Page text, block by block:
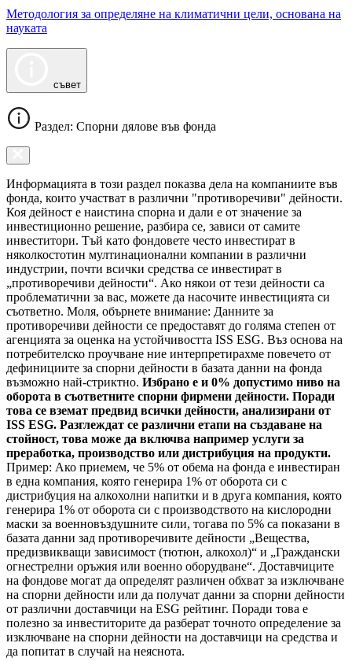
Методология за определяне на климатични цели, основана на
науката
съвет
Раздел: Спорни дялове във фонда
Информацията в този раздел показва дела на компаниите във
фонда, които участват в различни "противоречиви" дейности.
Коя дейност е наистина спорна и дали е от значение за
инвестиционно решение, разбира се, зависи от самите
инвеститори. Тъй като фондовете често инвестират в
няколкостотин мултинационални компании в различни
индустрии, почти всички средства се инвестират в
„противоречиви дейности“. Ако някои от тези дейности са
проблематични за вас, можете да насочите инвестицията си
съответно. Моля, обърнете внимание: Данните за
противоречиви дейности се предоставят до голяма степен от
агенцията за оценка на устойчивостта ISS ESG. Въз основа на
потребителско проучване ние интерпретирахме повечето от
дефинициите за спорни дейности в базата данни на фонда
възможно най-стриктно. Избрано е и 0% допустимо ниво на
оборота в съответните спорни фирмени дейности. Поради
това се вземат предвид всички дейности, анализирани от
ISS ESG. Разглеждат се различни етапи на създаване на
стойност, това може да включва например услуги за
преработка, производство или дистрибуция на продукти.
Пример: Ако приемем, че 5% от обема на фонда е инвестиран
в една компания, която генерира 1% от оборота си с
дистрибуция на алкохолни напитки и в друга компания, която
генерира 1% от оборота си с производството на кислородни
маски за военновъздушните сили, тогава по 5% са показани в
базата данни зад противоречивите дейности „Вещества,
предизвикващи зависимост (тютюн, алкохол)“ и „Граждански
огнестрелни оръжия или военно оборудване“. Доставчиците
на фондове могат да определят различен обхват за изключване
на спорни дейности или да получат данни за спорни дейности
от различни доставчици на ESG рейтинг. Поради това е
полезно за инвеститорите да разберат точното определение за
изключване на спорни дейности на доставчици на средства и
да попитат в случай на неяснота.